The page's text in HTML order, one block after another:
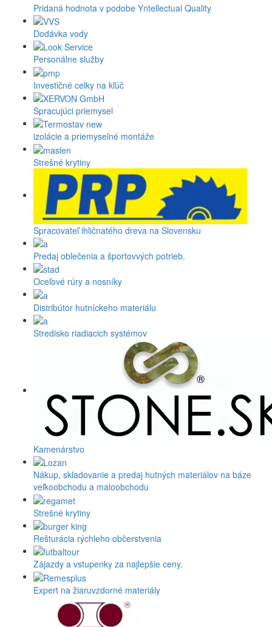
Pridaná hodnota v podobe Yntellectual Quality
Dodávka vody
Personálne služby
Investičné celky na kľúč
Spracujúci priemysel
izolácie a priemyselné montáže
Strešné krytiny
Spracovateľ ihličnatého dreva na Slovensku
Predaj oblečenia a športovvých potrieb.
Oceľové rúry a nosníky
Distribútor hutníckeho materiálu
Stredisko riadiacich systémov
Kamenárstvo
Nákup, skladovanie a predaj hutných materiálov na báze
veľkoobchodu a maloobchodu
Strešné krytiny
Rešturácia rýchleho občerstvenia
Zájazdy a vstupenky za najlepšie ceny.
Expert na žiaruvzdorné materiály